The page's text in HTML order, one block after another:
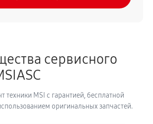
сервисного
MSI с гарантией, бесплатной
оригинальных запчастей.